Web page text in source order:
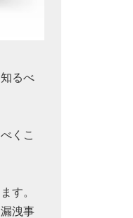
るべ
くこ
す。
洩事